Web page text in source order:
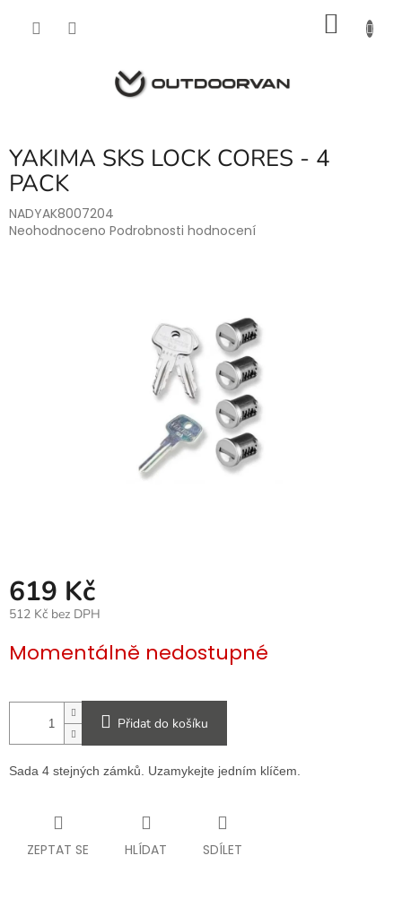
YAKIMA SKS LOCK CORES - 4
PACK
NADYAK8007204
Průměrné
Neohodnoceno Podrobnosti hodnocení
619 Kč
512 Kč bez DPH
cena:
Momentálně nedostupné
Přidat do košíku
Sada 4 stejných zámků. Uzamykejte jedním klíčem.
ZEPTAT SE HLÍDAT SDÍLET